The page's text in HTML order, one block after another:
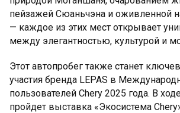
пейзажей Сюаньчэна и оживленной
— каждое из этих мест открывает
между элегантностью, культурой и
Этот автопробег также станет
участия бренда LEPAS в
пользователей Chery 2025 года. В
пройдет выставка «Экосистема